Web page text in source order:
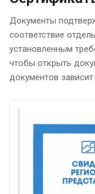
Документы
соответствие
установленным
чтобы открыть
документов